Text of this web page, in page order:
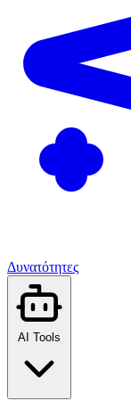
Δυνατότητες
AI Tools